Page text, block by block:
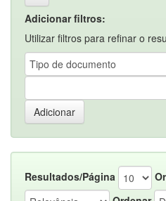
Adicionar filtros:
Utilizar filtros para refinar o
Resultados/Página